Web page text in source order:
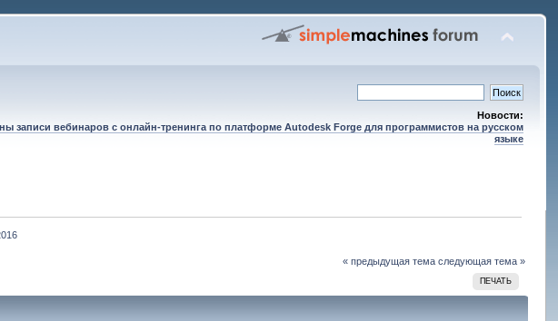
Новости:
записи вебинаров с онлайн-тренинга по платформе Autodesk Forge для программистов на русском
языке
« предыдущая тема следующая тема »
ПЕЧАТЬ